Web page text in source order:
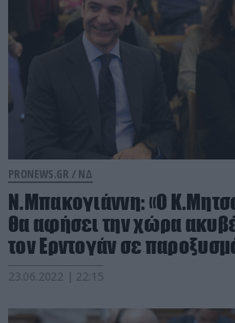
PRONEWS.GR / ΝΔ
Ν.Μπακογιάννη: «Ο
θα αφήσει την χώρα
τον Ερντογάν σε
23.06.2022 | 22:15